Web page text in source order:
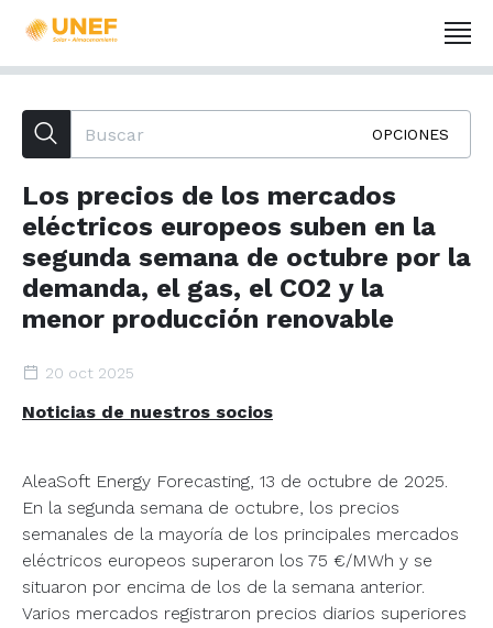
OPCIONES
Los precios de los mercados
eléctricos europeos suben en la
segunda semana de octubre por la
demanda, el gas, el CO2 y la
menor producción renovable
20 oct 2025
Noticias de nuestros socios
AleaSoft Energy Forecasting, 13 de octubre de 2025.
En la segunda semana de octubre, los precios
semanales de la mayoría de los principales mercados
eléctricos europeos superaron los 75 €/MWh y se
situaron por encima de los de la semana anterior.
Varios mercados registraron precios diarios superiores